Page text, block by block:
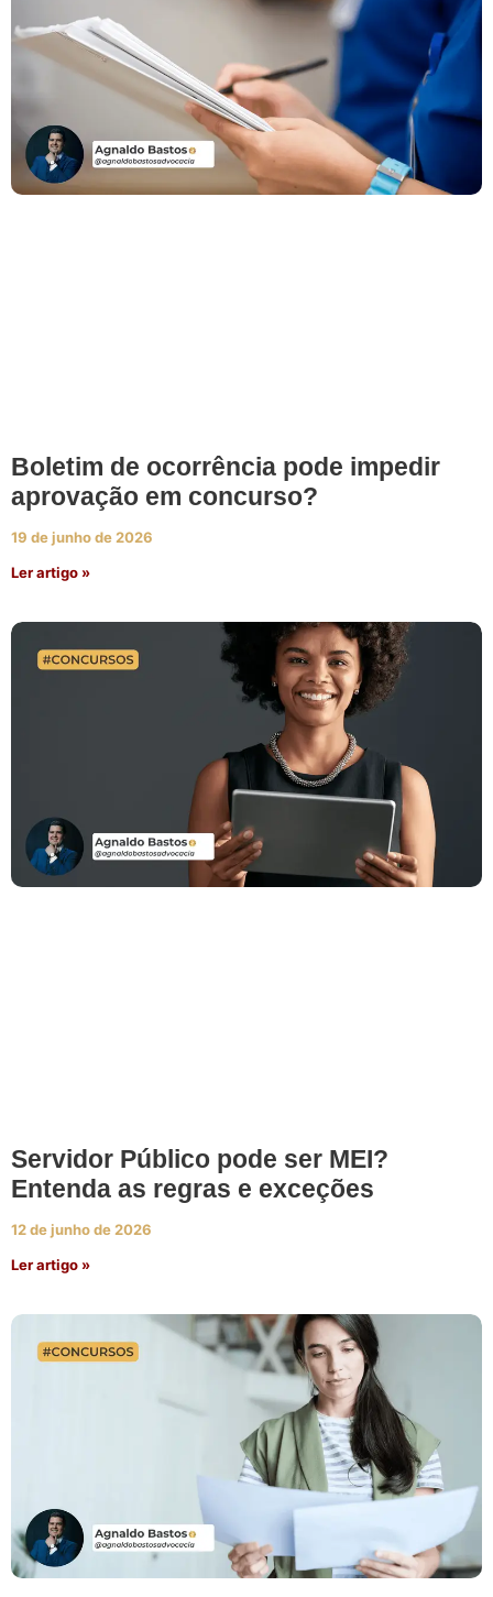
Boletim de ocorrência pode impedir
aprovação em concurso?
19 de junho de 2026
Ler artigo »
Servidor Público pode ser MEI?
Entenda as regras e exceções
12 de junho de 2026
Ler artigo »